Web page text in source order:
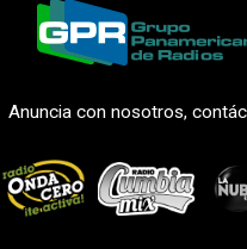
Anuncia con nosotros,